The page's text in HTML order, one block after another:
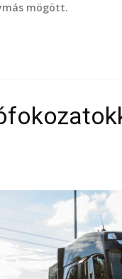
mögött.